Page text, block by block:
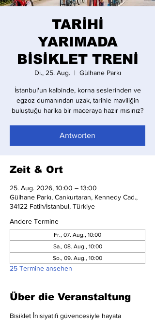
TARİHİ
YARIMADA
BİSİKLET TRENİ
Di., 25. Aug.
  |
Gülhane Parkı
İstanbul'un kalbinde, korna seslerinden ve
egzoz dumanından uzak, tarihle maviliğin
buluştuğu harika bir maceraya hazır mısınız?
Antworten
Zeit & Ort
25. Aug. 2026, 10:00 – 13:00
Gülhane Parkı, Cankurtaran, Kennedy Cad.,
34122 Fatih/İstanbul, Türkiye
Andere Termine
Fr., 07. Aug., 10:00
Sa., 08. Aug., 10:00
So., 09. Aug., 10:00
25 Termine ansehen
Über die Veranstaltung
Bisiklet İnisiyatifi güvencesiyle hayata